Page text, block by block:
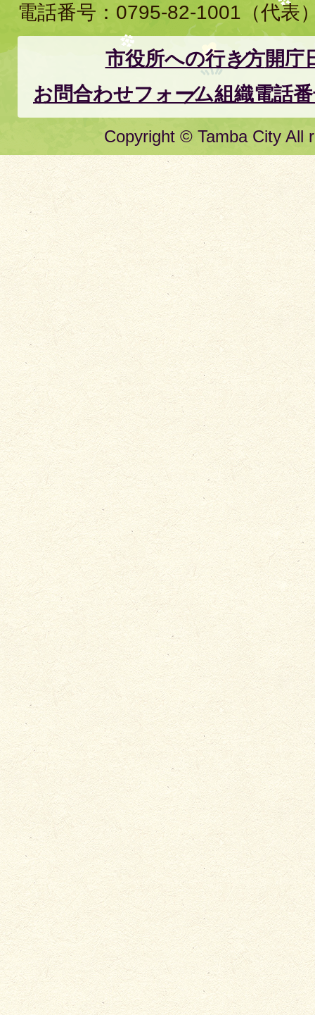
電話番号： 0795-82-1001 （代表
市役所への行き方開庁
お問合わせフォーム組織電話
Copyright © Tamba City All